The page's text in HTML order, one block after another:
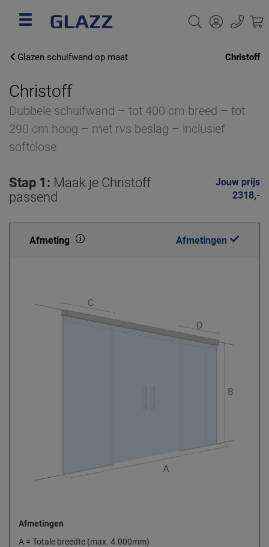
Glazen schuifwand op maat Christoff
Christoff
Dubbele schuifwand – tot 400 cm breed – tot
290 cm hoog – met rvs beslag – inclusief
softclose
Stap 1: Maak je Christoff
passend
Jouw prijs
2318,-
Afmeting Afmetingen
Afmetingen
A = Totale breedte (max. 4.000mm)